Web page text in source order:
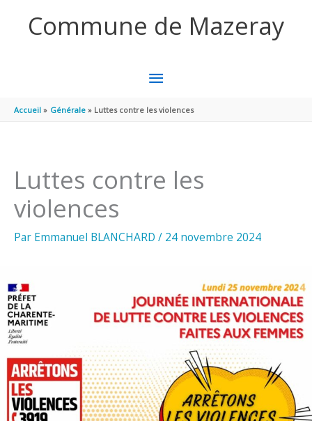
Commune de Mazeray
MENU
PRINCIPAL
Accueil Générale Luttes contre les violences
Luttes contre les
violences
Par Emmanuel BLANCHARD / 24 novembre 2024